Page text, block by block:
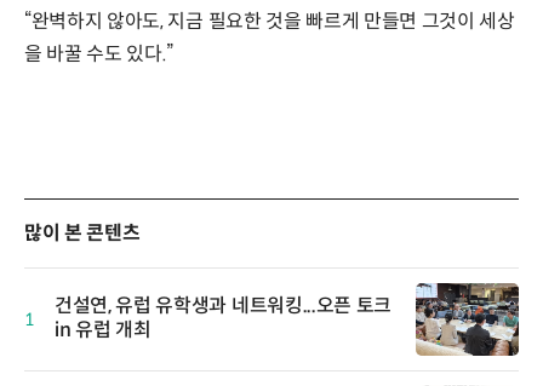
“완벽하지 않아도, 지금 필요한 것을 빠르게 만들면 그것이 세상
을 바꿀 수도 있다.”
많이 본 콘텐츠
1
건설연, 유럽 유학생과 네트워킹...오픈 토크
in 유럽 개최